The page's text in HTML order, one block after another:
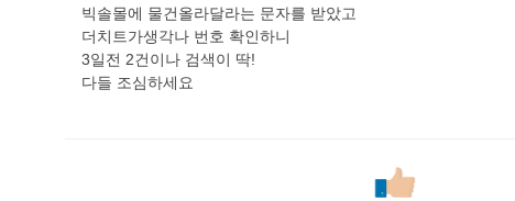
빅솔몰에 물건올라달라는 문자를 받았고
더치트가생각나 번호 확인하니
3일전 2건이나 검색이 딱!
다들 조심하세요